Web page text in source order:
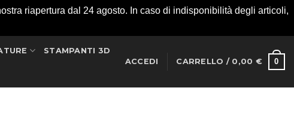
riapertura dal 24 agosto. In caso di indisponibilità degli articoli,
STAMPANTI 3D
ACCEDI CARRELLO / 0,00 € 0